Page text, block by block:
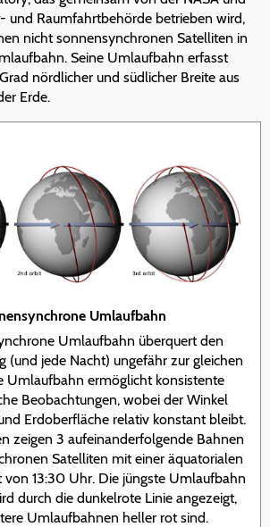
und Raumfahrtbehörde betrieben wird,
nicht sonnensynchronen Satelliten in
Seine Umlaufbahn erfasst
nördlicher und südlicher Breite aus
Erde.
Umlaufbahn
Umlaufbahn überquert den
(und jede Nacht) ungefähr zur gleichen
Umlaufbahn ermöglicht konsistente
Beobachtungen, wobei der Winkel
Erdoberfläche relativ konstant bleibt.
zeigen 3 aufeinanderfolgende Bahnen
Satelliten mit einer äquatorialen
von 13:30 Uhr. Die jüngste Umlaufbahn
durch die dunkelrote Linie angezeigt,
Umlaufbahnen heller rot sind.